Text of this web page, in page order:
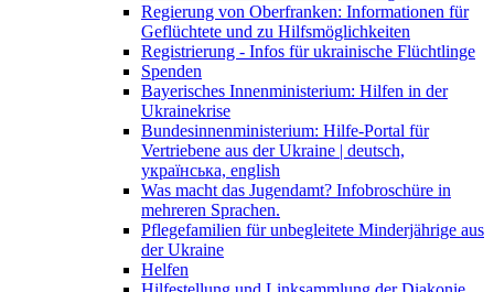
Regierung von Oberfranken: Informationen für
Geflüchtete und zu Hilfsmöglichkeiten
Registrierung - Infos für ukrainische Flüchtlinge
Spenden
Bayerisches Innenministerium: Hilfen in der
Ukrainekrise
Bundesinnenministerium: Hilfe-Portal für
Vertriebene aus der Ukraine | deutsch,
українська, english
Was macht das Jugendamt? Infobroschüre in
mehreren Sprachen.
Pflegefamilien für unbegleitete Minderjährige aus
der Ukraine
Helfen